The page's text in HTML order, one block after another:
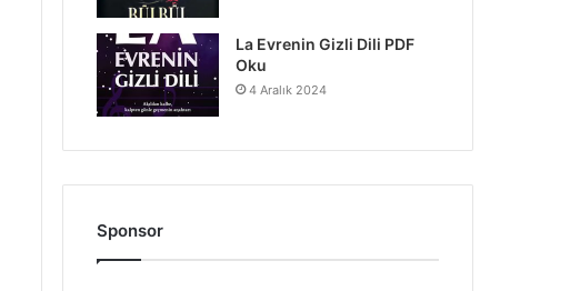
La Evrenin Gizli Dili PDF
Oku
4 Aralık 2024
Sponsor